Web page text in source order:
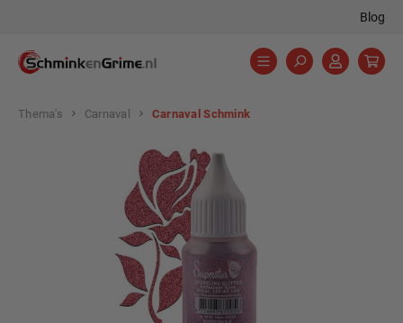
Blog
Thema's Carnaval Carnaval Schmink
Afbeeldingengalerij overslaan